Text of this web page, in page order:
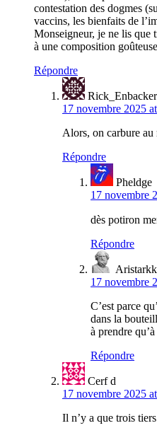
contestation des dogmes
vaccins, les bienfaits de
Monseigneur, je ne lis que
à une composition
Répondre
Rick_Enbacker
17 novembre 2025
Alors, on carbure au
Répondre
Pheldge
17 novembre
dès potiron
Répondre
17 novembre
C’est parce
dans la
à prendre
Répondre
Cerf d
17 novembre 2025
Il n’y a que trois